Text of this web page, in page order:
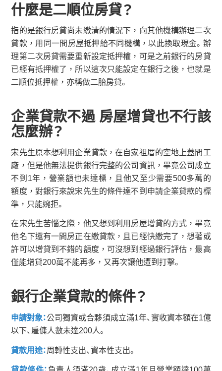
什麼是二順位房貸？
指的是銀行房貸尚未繳清的情況下，向其他機構辦理二次
貸款，用同一間房屋抵押給不同機構，以此換取現金。辦
理第二次房貸需要重新設定抵押權，可是之前銀行的房貸
已經有抵押權了，所以這次只能設定在銀行之後，也就是
二順位抵押權，亦稱做二胎房貸。
企業貸款不過 房屋增貸也不行該
怎麼辦？
宋先生原本想利用企業貸款，在自家祖厝的空地上蓋間工
廠，但是他無法提供銀行完整的公司資訊，畢竟公司成立
不到1年，營業額也未達標，且他又至少需要500多萬的
額度，對銀行來說宋先生的條件達不到申請企業貸款的標
準，只能婉拒。
在宋先生苦惱之際，他又想到利用房屋增貸的方式，畢竟
他名下還有一間房正在繳貸款，且已經快繳完了，想著或
許可以增貸到不錯的額度，可沒想到經過銀行評估，最高
僅能增貸200萬不能再多，又再次讓他遭到打擊。
銀行企業貸款的條件？
申請對象：公司獨資或合夥須成立滿1年、實收資本額在1億
以下、雇傭人數未達200人。
貸款用途：周轉性支出、資本性支出。